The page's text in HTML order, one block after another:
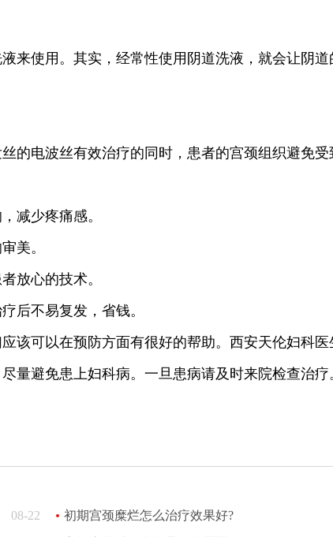
使用。其实，经常性使用阴道洗液，就会让阴道
电波丝有效治疗的同时，患者的宫颈组织避免受
减少疼痛感。
美。
放心的技术。
不易复发，省钱。
该可以在预防方面有很好的帮助。西安天伦妇科
量避免患上妇科病。一旦患病请及时来院检查治疗
08-22 初期宫颈糜烂怎么治疗效果好?